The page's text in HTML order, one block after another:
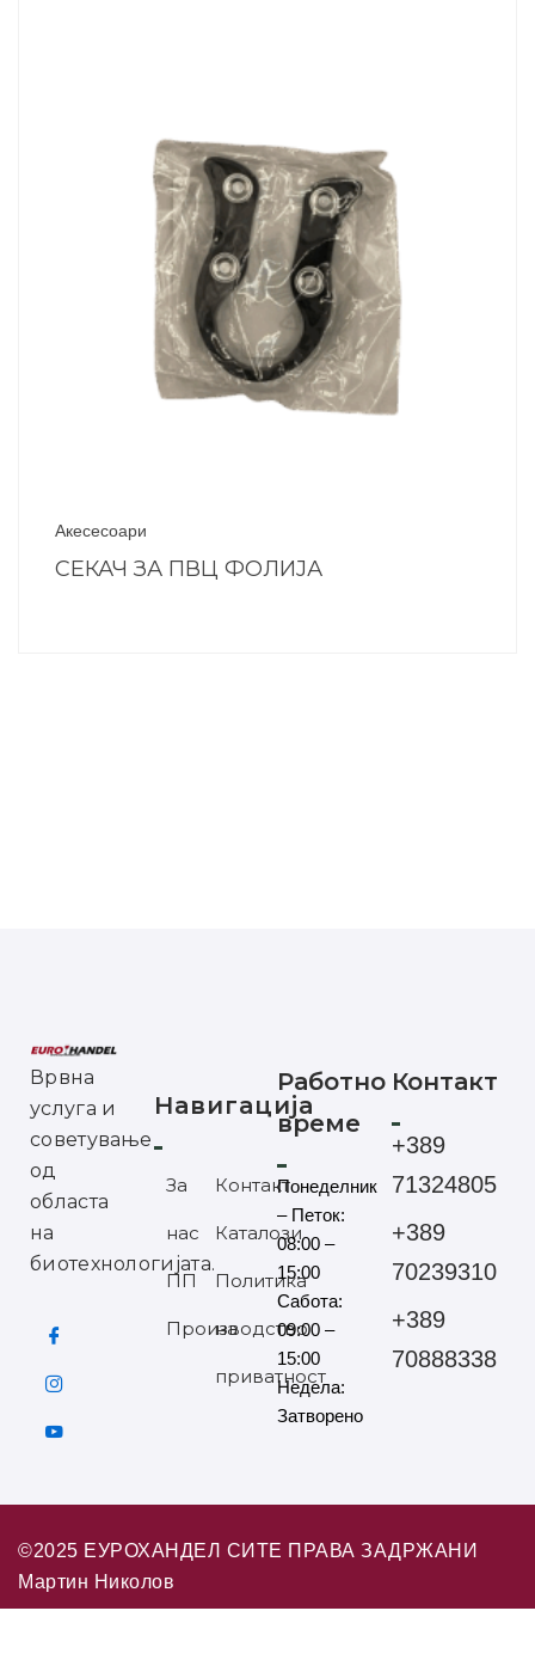
Акесесоари
СЕКАЧ ЗА ПВЦ ФОЛИЈА
Врвна
услуга и
советување
од
областа
на
биотехнологијата.
Навигација
За
нас
ПП
Производство
Контакт
Каталози
Политика
на
приватност
Работно
време
Понеделник
– Петок:
08:00 –
15:00
Сабота:
09:00 –
15:00
Недела:
Затворено
Контакт
+389
71324805
+389
70239310
+389
70888338
©2025 ЕУРОХАНДЕЛ СИТЕ ПРАВА ЗАДРЖАНИ
Мартин Николов